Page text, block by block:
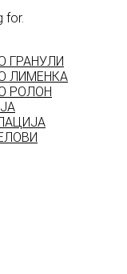
for.
ГРАНУЛИ
ЛИМЕНКА
РОЛОН